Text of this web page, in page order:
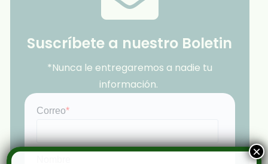
Suscríbete a nuestro Boletin
*Nunca le entregaremos a nadie tu
información.
×